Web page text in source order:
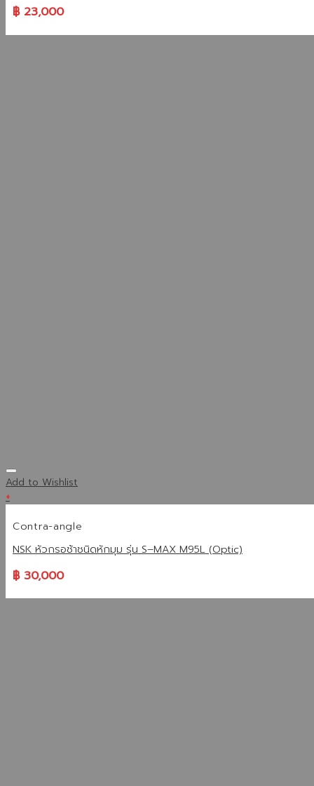
฿23,000
Add to Wishlist
+
Contra-angle
NSK หัวกรอช้าชนิดหักมุม รุ่น S–MAX M95L (Optic)
฿30,000